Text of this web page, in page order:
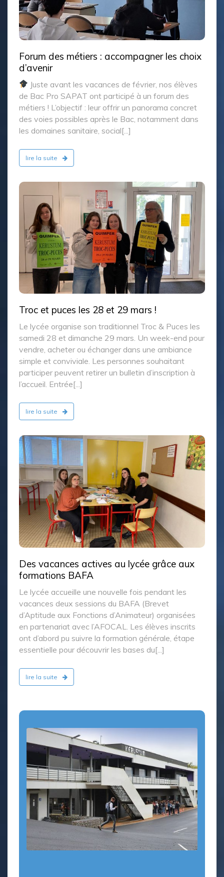
Médiation animale : première séance
pour nos élèves de 4e
A la mi-janvier, les élèves de 4e ont débuté un cycle
de 8 séances de médiation animale, un dispositif
pensé pour développer l’attention, l’empathie et la
communication non verbale. Pour cette première
rencontre, ils ont fait la connaissance de Max,[...]
lire la suite
Rencontre intergénérationnelle au lycée
Il y a quelques jours, nous avons eu le plaisir
d’accueillir plusieurs résidents de l’EHPAD du Roi
Gradlon au sein du lycée. Les élèves de 2nde
SAPAT ont préparé et animé différents ateliers
pensés pour favoriser l’échange, la créativité et[...]
Technico‑Commercial
Azimut Brest, le salon de l’orientation et de
l’enseignement supérieur, se tient encore aujourd’hui.
Penfeld
9h00-17h00 Le lycée est présent
pour vous présenter :
BTSA Technico-
Commercial (TC) : formation initiale et
apprentissage. Ce rendez-vous constitue une
opportunité privilégiée pour[...]
lire la suite